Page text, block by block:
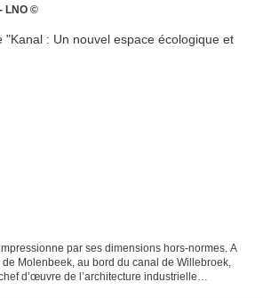
LNO ©
par ses dimensions hors-normes. A
Molenbeek, au bord du canal de Willebroek,
d’œuvre de l’architecture industrielle